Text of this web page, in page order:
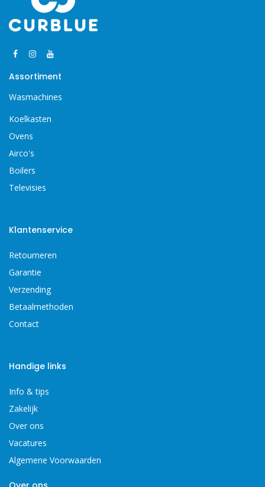
Assortiment
Wasmachines
Koelkasten
Ovens
Airco's
Boilers
Televisies
Klantenservice
Retourneren
Garantie
Verzending
Betaalmethoden
Contact
Handige links
Info & tips
Zakelijk
Over ons
Vacatures
Algemene Voorwaarden